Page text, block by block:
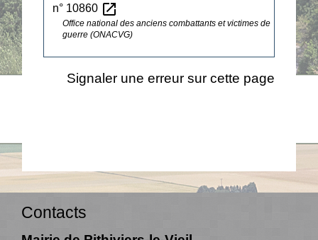
n° 10860 open_in_new
Office national des anciens combattants et victimes de
guerre (ONACVG)
Signaler une erreur sur cette page
Contacts